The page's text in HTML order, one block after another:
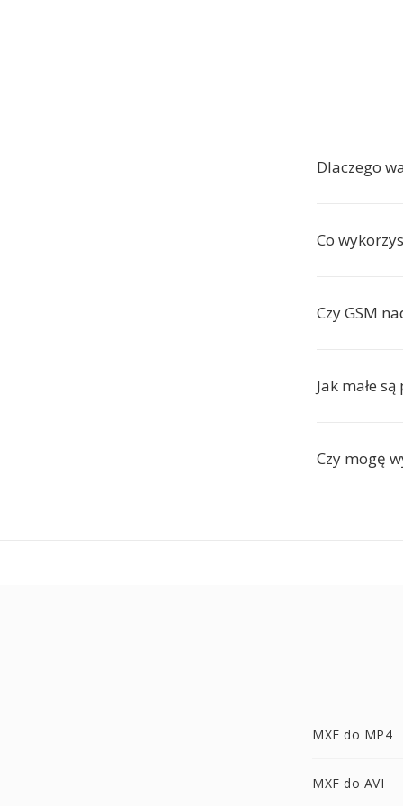
Dlaczego
Co
Czy GSM
Jak małe
Czy mogę
MXF do MP4
MXF do AVI